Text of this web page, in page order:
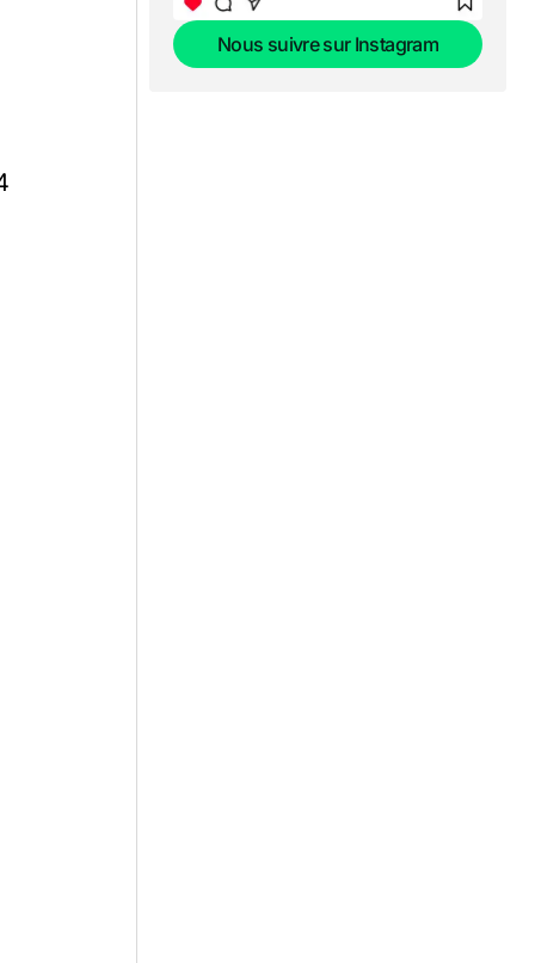
Nous suivre sur Instagram